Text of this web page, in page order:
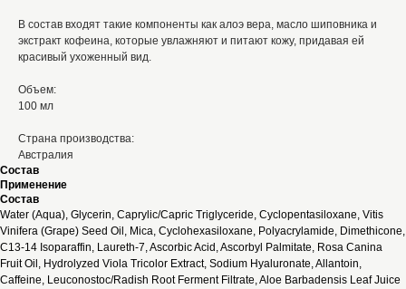
В состав входят такие компоненты как алоэ вера, масло шиповника и
экстракт кофеина, которые увлажняют и питают кожу, придавая ей
красивый ухоженный вид.
Объем:
100 мл
Страна производства:
Австралия
Состав
Применение
Состав
Water (Aqua), Glycerin, Caprylic/Capric Triglyceride, Cyclopentasiloxane, Vitis
Vinifera (Grape) Seed Oil, Mica, Cyclohexasiloxane, Polyacrylamide, Dimethicone,
C13-14 Isoparaffin, Laureth-7, Ascorbic Acid, Ascorbyl Palmitate, Rosa Canina
Fruit Oil, Hydrolyzed Viola Tricolor Extract, Sodium Hyaluronate, Allantoin,
Caffeine, Leuconostoc/Radish Root Ferment Filtrate, Aloe Barbadensis Leaf Juice